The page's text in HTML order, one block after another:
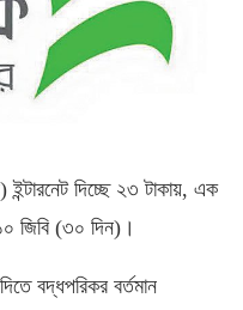
ইন্টারনেট দিচ্ছে ২৩ টাকায়, এক
জিবি (৩০ দিন)।
বদ্ধপরিকর বর্তমান